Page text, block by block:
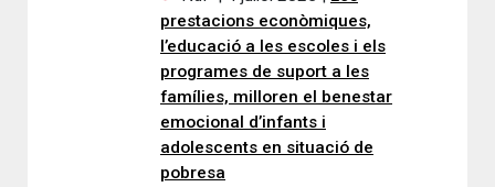
prestacions econòmiques,
l’educació a les escoles i els
programes de suport a les
famílies, milloren el benestar
emocional d’infants i
adolescents en situació de
pobresa